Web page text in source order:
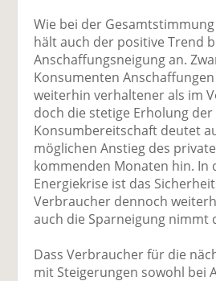
Wie bei der
hält auch der positive Trend
Anschaffungsneigung an.
Konsumenten
weiterhin verhaltener als im
doch die stetige Erholung der
Konsumbereitschaft deutet
möglichen Anstieg des
kommenden Monaten hin. In
Energiekrise ist das
Verbraucher dennoch
auch die Sparneigung nimmt
Dass Verbraucher für die
mit Steigerungen sowohl bei